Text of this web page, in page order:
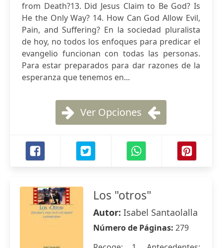
from Death?13. Did Jesus Claim to Be God? Is
He the Only Way? 14. How Can God Allow Evil,
Pain, and Suffering? En la sociedad pluralista
de hoy, no todos los enfoques para predicar el
evangelio funcionan con todas las personas.
Para estar preparados para dar razones de la
esperanza que tenemos en...
Ver Opciones
Los "otros"
Autor: Isabel Santaolalla
Número de Páginas: 279